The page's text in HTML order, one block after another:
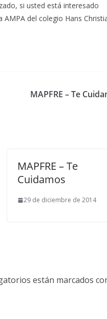
si usted está interesado
del colegio Hans
MAPFRE – Te
MAPFRE – Te
Cuidamos
29 de diciembre de 2014
están marcados